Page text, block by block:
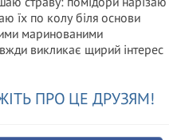
їх по колу біля основи
маринованими
викликає щирий інтерес
ПРО ЦЕ ДРУЗЯМ!